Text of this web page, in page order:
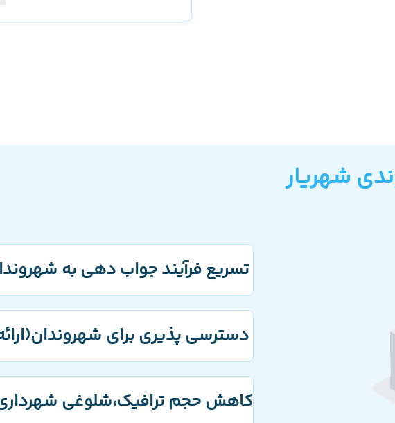
شهریار
تسریع فرآیند جواب دهی به
دسترسی پذیری برای شهروندان(ارائه خدمات 24 ساعته
کاهش حجم ترافیک،شلوغی شهرداری